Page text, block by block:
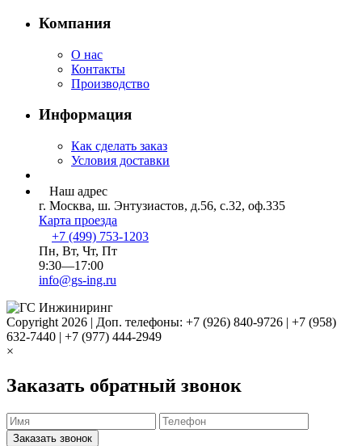
Компания
О нас
Контакты
Производство
Информация
Как сделать заказ
Условия доставки
Наш адрес
г. Москва, ш. Энтузиастов, д.56, с.32, оф.335
Карта проезда
+7 (499) 753-1203
Пн, Вт, Чт, Пт
9:30—17:00
info@gs-ing.ru
Copyright 2026 | Доп. телефоны: +7 (926) 840-9726 | +7 (958)
632-7440 | +7 (977) 444-2949
×
Заказать обратный звонок